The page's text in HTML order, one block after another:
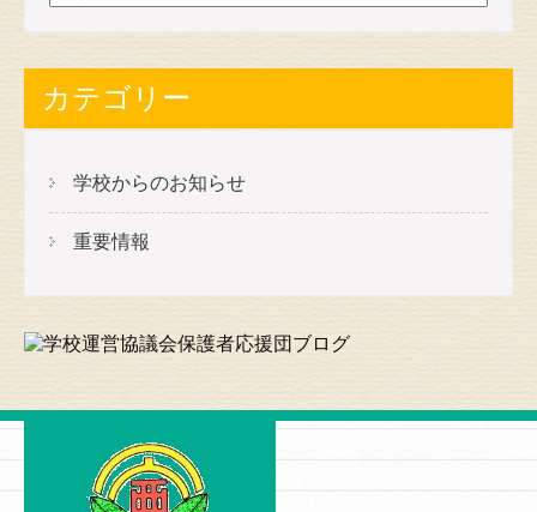
イ
ブ
カテゴリー
学校からのお知らせ
重要情報